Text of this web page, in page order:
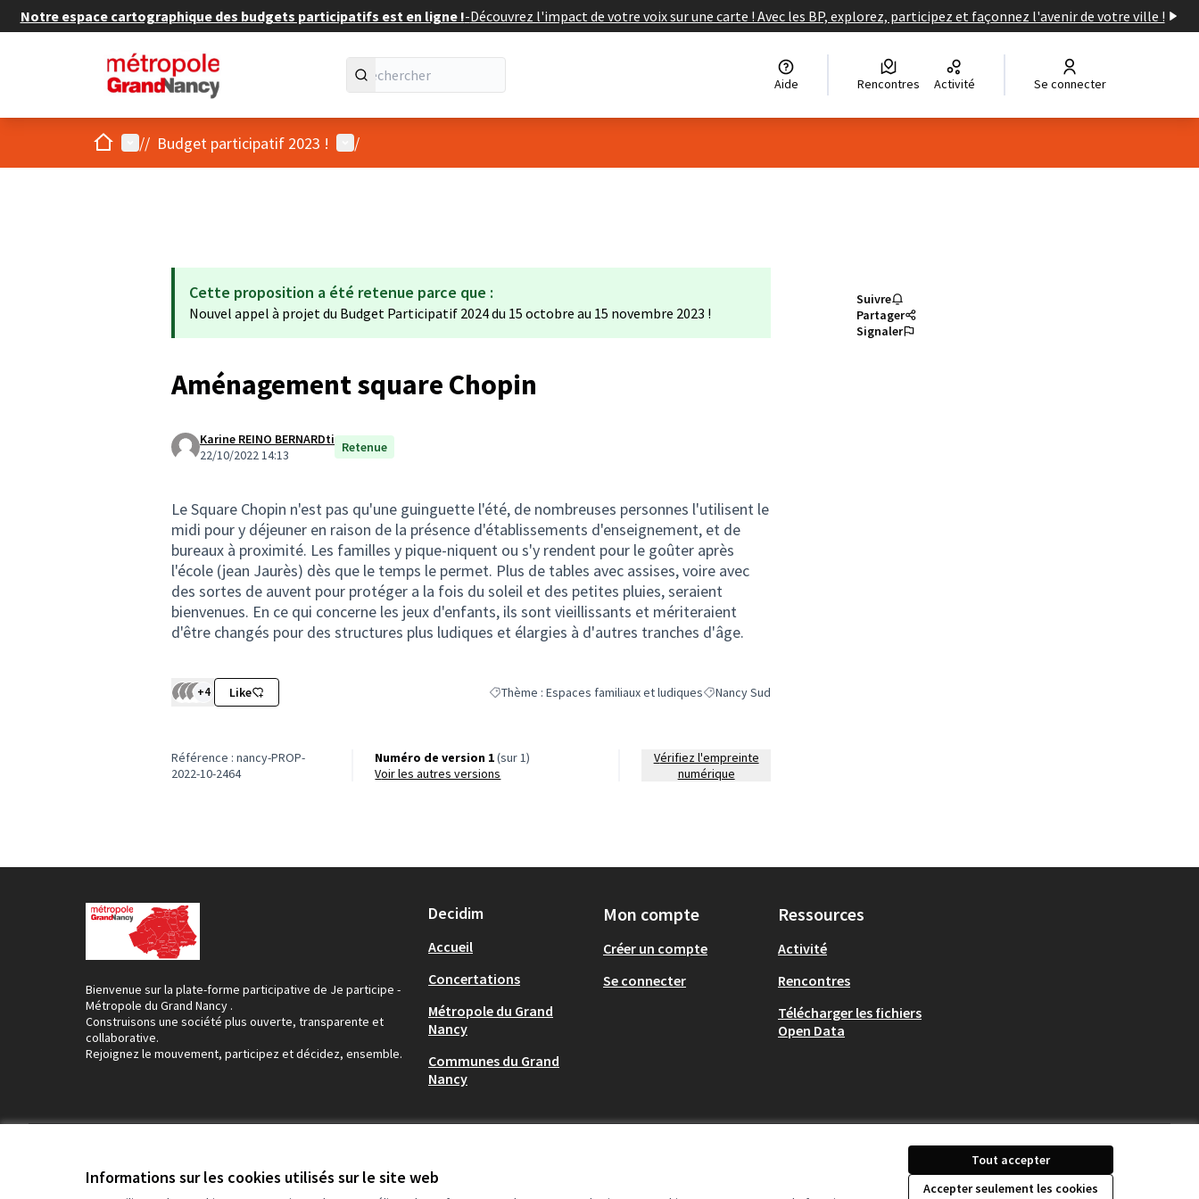
Informations sur les cookies utilisés sur le site web
Tout accepter
Accepter seulement les cookies
Notre espace cartographique des budgets participatifs est en ligne !-Découvrez l'impact de votre voix sur une carte ! Avec les BP, explorez, participez et façonnez l'avenir de votre ville !
Aide Rencontres Activité Se connecter
AccueilMenu principal
// Budget participatif 2023 ! Menu utilisateur
/
Cette proposition a été retenue parce que :
Nouvel appel à projet du Budget Participatif 2024 du 15 octobre au 15 novembre 2023 !
Aménagement square Chopin
Karine REINO BERNARDti
22/10/2022 14:13
Retenue
Le Square Chopin n'est pas qu'une guinguette l'été, de nombreuses personnes l'utilisent le
midi pour y déjeuner en raison de la présence d'établissements d'enseignement, et de
bureaux à proximité. Les familles y pique-niquent ou s'y rendent pour le goûter après
l'école (jean Jaurès) dès que le temps le permet. Plus de tables avec assises, voire avec
des sortes de auvent pour protéger a la fois du soleil et des petites pluies, seraient
bienvenues. En ce qui concerne les jeux d'enfants, ils sont vieillissants et mériteraient
d'être changés pour des structures plus ludiques et élargies à d'autres tranches d'âge.
+4 Like Filtrer les résultats de la catégorie : Thème : Espaces familiaux et ludiques
Thème : Espaces familiaux et ludiquesFiltrer les résultats pour le secteur : Nancy Sud
Nancy Sud
Suivre
Partager
Signaler
Référence : nancy-PROP-
2022-10-2464
Numéro de version 1(sur 1)
voir les autres versions
Vérifiez l'empreinte
numérique
Bienvenue sur la plate-forme participative de Je participe -
Métropole du Grand Nancy .
Construisons une société plus ouverte, transparente et
collaborative.
Rejoignez le mouvement, participez et décidez, ensemble.
Decidim
Accueil
Concertations
Métropole du Grand
Nancy
Communes du Grand
Nancy
Mon compte
Créer un compte
Se connecter
Ressources
Activité
Rencontres
Télécharger les fichiers
Open Data